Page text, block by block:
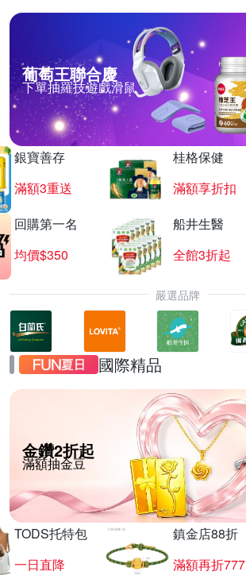
葡萄王聯合慶
下單抽羅技遊戲滑鼠
銀寶善存
滿額3重送
桂格保健
滿額享折扣
回購第一名
均價$350
船井生醫
全館3折起
嚴選品牌
國際精品
金鑽2折起
滿額抽金豆
TODS托特包
一日直降
鎮金店88折
滿額再折777